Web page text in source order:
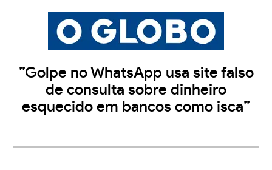
”Golpe no WhatsApp usa site falso
de consulta sobre dinheiro
esquecido em bancos como isca”